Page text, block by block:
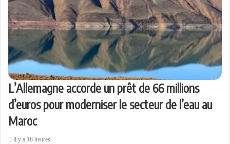
L’Allemagne accorde un prêt de 66 millions
d’euros pour moderniser le secteur de l’eau au
Maroc
il y a 18 heures